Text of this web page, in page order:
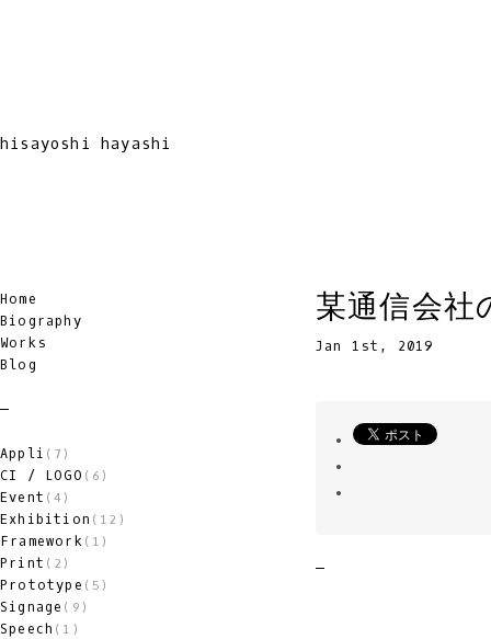
hisayoshi hayashi
Home
Biography
Works
Blog
Appli (7)
CI / LOGO (6)
Event (4)
Exhibition (12)
Framework (1)
Print (2)
Prototype (5)
Signage (9)
Speech (1)
某通信会社
Jan 1st, 2019